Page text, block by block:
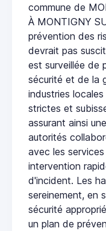
commune de
À MONTIGNY
prévention des
devrait pas
est surveillée de
sécurité et de la
industries
strictes et
assurant ainsi
autorités
avec les
intervention
d'incident. Les
sereinement, en
sécurité
un plan de